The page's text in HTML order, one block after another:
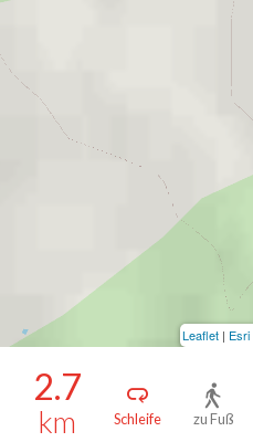
2.7
km Schleife zu Fuß
Leaflet | Esri